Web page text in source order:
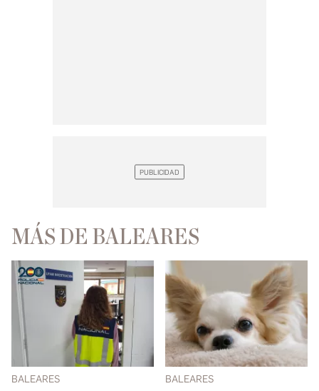
MÁS DE BALEARES
BALEARES BALEARES